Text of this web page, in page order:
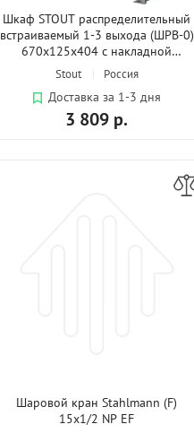
Шкаф STOUT распределительный
встраиваемый 1-3 выхода (ШРВ-0)
670х125х404 с накладной
дверцей
Stout Россия
Доставка за 1-3 дня
3 809 р.
Шаровой кран Stahlmann (F)
15х1/2 NP EF